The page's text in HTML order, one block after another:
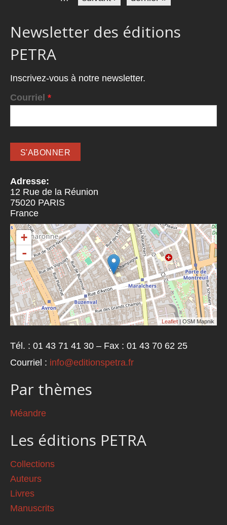
Newsletter des éditions
PETRA
Inscrivez-vous à notre newsletter.
Courriel *
Adresse:
12 Rue de la Réunion
75020 PARIS
France
+
-
Leaflet | OSM Mapnik
Tél. : 01 43 71 41 30 – Fax : 01 43 70 62 25
Courriel : info@editionspetra.fr
Par thèmes
Méandre
Les éditions PETRA
Collections
Auteurs
Livres
Manuscrits